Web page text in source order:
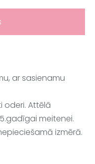
ar sasienamu
oderi. Attēlā
meitenei.
izmērā.